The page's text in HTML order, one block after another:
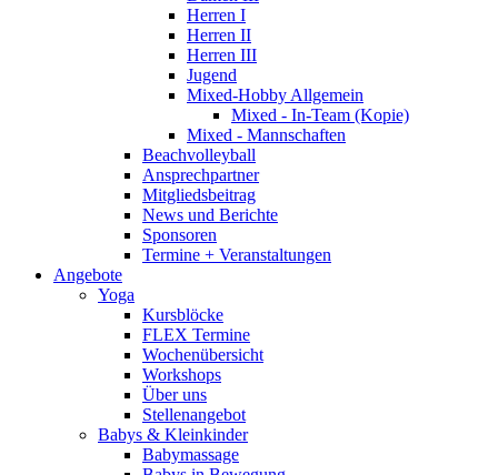
Herren I
Herren II
Herren III
Jugend
Mixed-Hobby Allgemein
Mixed - In-Team (Kopie)
Mixed - Mannschaften
Beachvolleyball
Ansprechpartner
Mitgliedsbeitrag
News und Berichte
Sponsoren
Termine + Veranstaltungen
Angebote
Yoga
Kursblöcke
FLEX Termine
Wochenübersicht
Workshops
Über uns
Stellenangebot
Babys & Kleinkinder
Babymassage